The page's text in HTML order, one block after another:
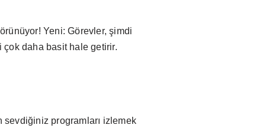
Yeni: Görevler, şimdi
çok daha basit hale getirir.
sevdiğiniz programları izlemek